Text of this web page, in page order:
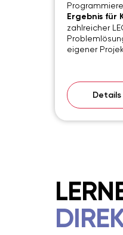
Ergebnis für
zahlreicher
eigener